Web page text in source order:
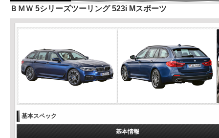
ＢＭＷ 5シリーズツーリング 523i Mスポーツ
基本スペック
基本情報